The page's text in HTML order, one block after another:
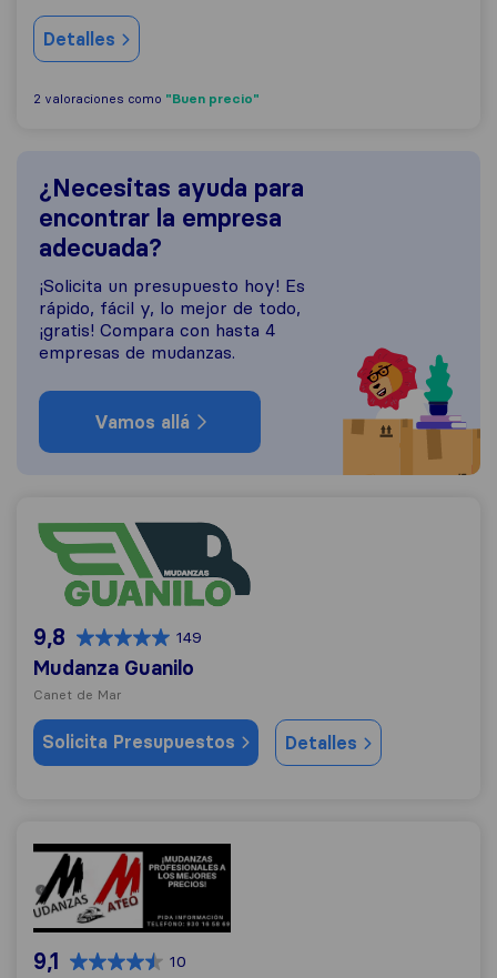
Detalles
2 valoraciones como "Buen precio"
¿Necesitas ayuda para
encontrar la empresa
adecuada?
¡Solicita un presupuesto hoy! Es
rápido, fácil y, lo mejor de todo,
¡gratis! Compara con hasta 4
empresas de mudanzas.
Vamos allá
Mudanza Guanilo
9,8 149
Mudanza Guanilo
Canet de Mar
Solicita Presupuestos Detalles
Mudanzas Mateo
9,1 10